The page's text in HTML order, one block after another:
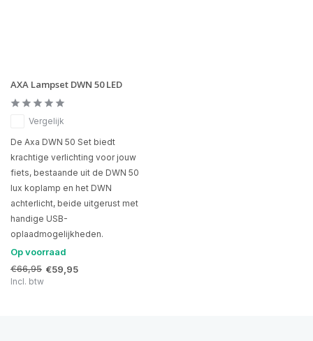
AXA Lampset DWN 50 LED
Vergelijk
De Axa DWN 50 Set biedt
krachtige verlichting voor jouw
fiets, bestaande uit de DWN 50
lux koplamp en het DWN
achterlicht, beide uitgerust met
handige USB-
oplaadmogelijkheden.
Op voorraad
€66,95 €59,95
Incl. btw